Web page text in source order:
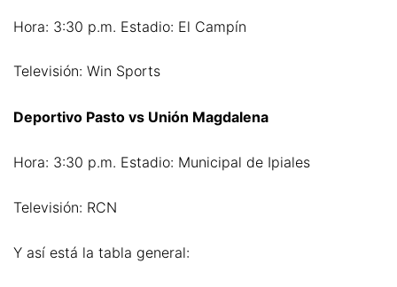
Hora: 3:30 p.m. Estadio: El Campín
Televisión: Win Sports
Deportivo Pasto vs Unión Magdalena
Hora: 3:30 p.m. Estadio: Municipal de Ipiales
Televisión: RCN
Y así está la tabla general: